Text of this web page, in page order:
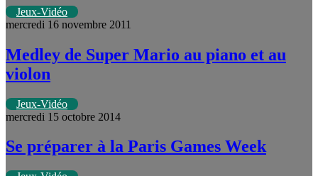
Jeux-Vidéo
mercredi 16 novembre 2011
Medley de Super Mario au piano et au
violon
Jeux-Vidéo
mercredi 15 octobre 2014
Se préparer à la Paris Games Week